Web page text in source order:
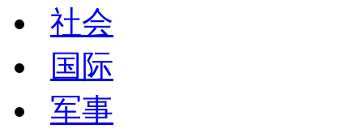
社会
国际
军事